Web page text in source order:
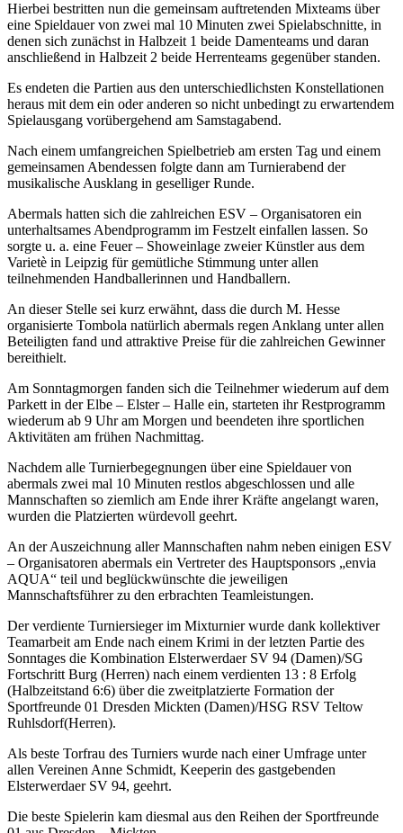
Hierbei bestritten nun die gemeinsam auftretenden Mixteams über
eine Spieldauer von zwei mal 10 Minuten zwei Spielabschnitte, in
denen sich zunächst in Halbzeit 1 beide Damenteams und daran
anschließend in Halbzeit 2 beide Herrenteams gegenüber standen.
Es endeten die Partien aus den unterschiedlichsten Konstellationen
heraus mit dem ein oder anderen so nicht unbedingt zu erwartendem
Spielausgang vorübergehend am Samstagabend.
Nach einem umfangreichen Spielbetrieb am ersten Tag und einem
gemeinsamen Abendessen folgte dann am Turnierabend der
musikalische Ausklang in geselliger Runde.
Abermals hatten sich die zahlreichen ESV – Organisatoren ein
unterhaltsames Abendprogramm im Festzelt einfallen lassen. So
sorgte u. a. eine Feuer – Showeinlage zweier Künstler aus dem
Varietè in Leipzig für gemütliche Stimmung unter allen
teilnehmenden Handballerinnen und Handballern.
An dieser Stelle sei kurz erwähnt, dass die durch M. Hesse
organisierte Tombola natürlich abermals regen Anklang unter allen
Beteiligten fand und attraktive Preise für die zahlreichen Gewinner
bereithielt.
Am Sonntagmorgen fanden sich die Teilnehmer wiederum auf dem
Parkett in der Elbe – Elster – Halle ein, starteten ihr Restprogramm
wiederum ab 9 Uhr am Morgen und beendeten ihre sportlichen
Aktivitäten am frühen Nachmittag.
Nachdem alle Turnierbegegnungen über eine Spieldauer von
abermals zwei mal 10 Minuten restlos abgeschlossen und alle
Mannschaften so ziemlich am Ende ihrer Kräfte angelangt waren,
wurden die Platzierten würdevoll geehrt.
An der Auszeichnung aller Mannschaften nahm neben einigen ESV
– Organisatoren abermals ein Vertreter des Hauptsponsors „envia
AQUA“ teil und beglückwünschte die jeweiligen
Mannschaftsführer zu den erbrachten Teamleistungen.
Der verdiente Turniersieger im Mixturnier wurde dank kollektiver
Teamarbeit am Ende nach einem Krimi in der letzten Partie des
Sonntages die Kombination Elsterwerdaer SV 94 (Damen)/SG
Fortschritt Burg (Herren) nach einem verdienten 13 : 8 Erfolg
(Halbzeitstand 6:6) über die zweitplatzierte Formation der
Sportfreunde 01 Dresden Mickten (Damen)/HSG RSV Teltow
Ruhlsdorf(Herren).
Als beste Torfrau des Turniers wurde nach einer Umfrage unter
allen Vereinen Anne Schmidt, Keeperin des gastgebenden
Elsterwerdaer SV 94, geehrt.
Die beste Spielerin kam diesmal aus den Reihen der Sportfreunde